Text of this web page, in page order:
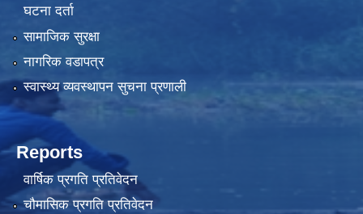
घटना दर्ता
सामाजिक सुरक्षा
नागरिक वडापत्र
स्वास्थ्य व्यवस्थापन सुचना प्रणाली
Reports
वार्षिक प्रगति प्रतिवेदन
चौमासिक प्रगति प्रतिवेदन